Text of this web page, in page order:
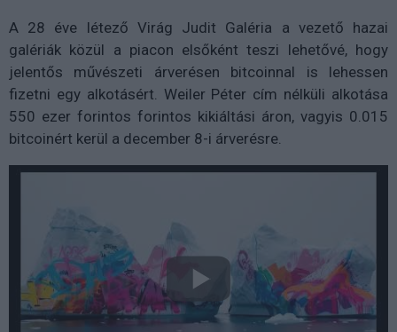
A 28 éve létező Virág Judit Galéria a vezető hazai
galériák közül a piacon elsőként teszi lehetővé, hogy
jelentős művészeti árverésen bitcoinnal is lehessen
fizetni egy alkotásért. Weiler Péter cím nélküli alkotása
550 ezer forintos forintos kikiáltási áron, vagyis 0.015
bitcoinért kerül a december 8-i árverésre.